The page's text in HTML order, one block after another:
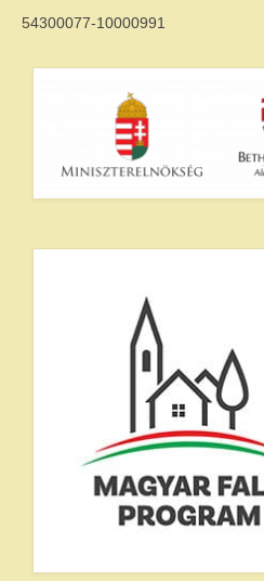
54300077-10000991